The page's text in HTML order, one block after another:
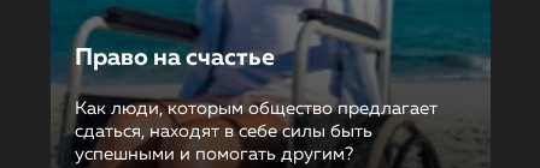
Право на счастье
Как люди, которым общество предлагает
сдаться, находят в себе силы быть
успешными и помогать другим?